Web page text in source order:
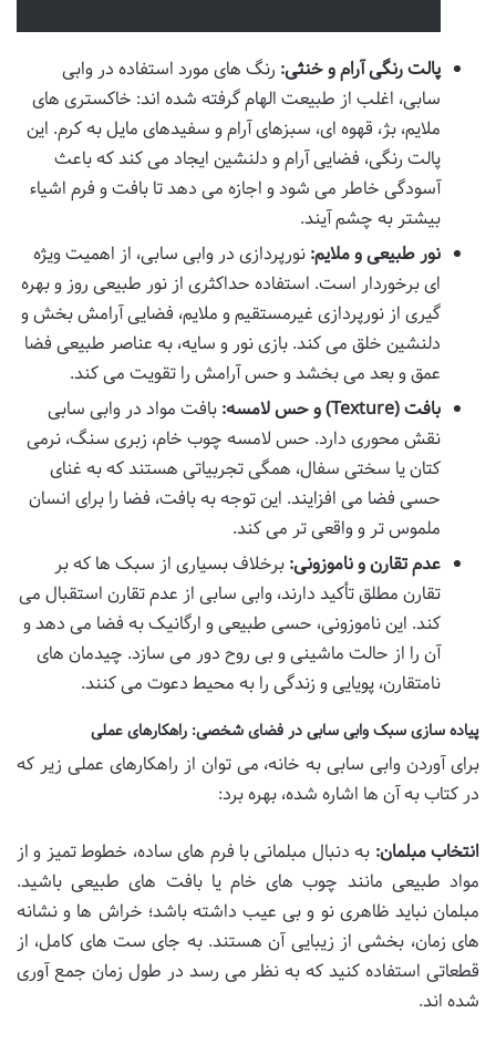
پالت رنگی آرام و خنثی: رنگ های مورد استفاده در وابی
سابی، اغلب از طبیعت الهام گرفته شده اند: خاکستری های
ملایم، بژ، قهوه ای، سبزهای آرام و سفیدهای مایل به کرم. این
پالت رنگی، فضایی آرام و دلنشین ایجاد می کند که باعث
آسودگی خاطر می شود و اجازه می دهد تا بافت و فرم اشیاء
بیشتر به چشم آیند.
نور طبیعی و ملایم: نورپردازی در وابی سابی، از اهمیت ویژه
ای برخوردار است. استفاده حداکثری از نور طبیعی روز و بهره
گیری از نورپردازی غیرمستقیم و ملایم، فضایی آرامش بخش و
دلنشین خلق می کند. بازی نور و سایه، به عناصر طبیعی فضا
عمق و بعد می بخشد و حس آرامش را تقویت می کند.
بافت (Texture) و حس لامسه:
بافت مواد در وابی سابی
نقش محوری دارد. حس لامسه چوب خام، زبری سنگ، نرمی
کتان یا سختی سفال، همگی تجربیاتی هستند که به غنای
حسی فضا می افزایند. این توجه به بافت، فضا را برای انسان
ملموس تر و واقعی تر می کند.
عدم تقارن و ناموزونی: برخلاف بسیاری از سبک ها که بر
تقارن مطلق تأکید دارند، وابی سابی از عدم تقارن استقبال می
کند. این ناموزونی، حسی طبیعی و ارگانیک به فضا می دهد و
آن را از حالت ماشینی و بی روح دور می سازد. چیدمان های
نامتقارن، پویایی و زندگی را به محیط دعوت می کنند.
پیاده سازی سبک وابی سابی در فضای شخصی: راهکارهای عملی
برای آوردن وابی سابی به خانه، می توان از راهکارهای عملی زیر که
در کتاب به آن ها اشاره شده، بهره برد:
انتخاب مبلمان: به دنبال مبلمانی با فرم های ساده، خطوط تمیز و از
مواد طبیعی مانند چوب های خام یا بافت های طبیعی باشید.
مبلمان نباید ظاهری نو و بی عیب داشته باشد؛ خراش ها و نشانه
های زمان، بخشی از زیبایی آن هستند. به جای ست های کامل، از
قطعاتی استفاده کنید که به نظر می رسد در طول زمان جمع آوری
شده اند.